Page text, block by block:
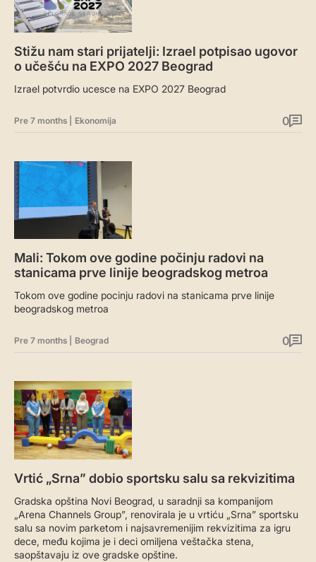
Stižu nam stari prijatelji: Izrael potpisao ugovor
o učešću na EXPO 2027 Beograd
Izrael potvrdio ucesce na EXPO 2027 Beograd
Pre 7 months Ekonomija 0
Mali: Tokom ove godine počinju radovi na
stanicama prve linije beogradskog metroa
Tokom ove godine pocinju radovi na stanicama prve linije
beogradskog metroa
Pre 7 months Beograd 0
Vrtić „Srna” dobio sportsku salu sa rekvizitima
Gradska opština Novi Beograd, u saradnji sa kompanijom
„Arena Channels Group”, renovirala je u vrtiću „Srna” sportsku
salu sa novim parketom i najsavremenijim rekvizitima za igru
dece, među kojima je i deci omiljena veštačka stena,
saopštavaju iz ove gradske opštine.